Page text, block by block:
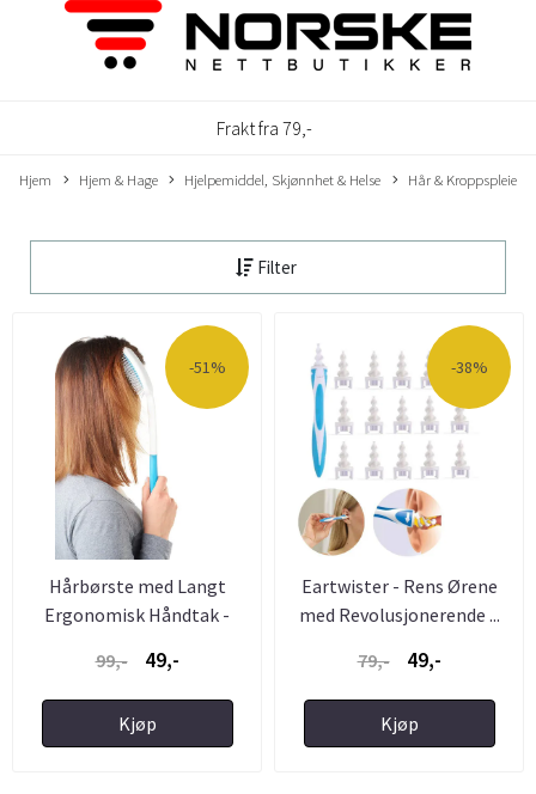
Frakt fra 79,-
Hjem Hjem & Hage Hjelpemiddel, Skjønnhet & Helse Hår & Kroppspleie
Filter
-51%
Hårbørste med Langt
Ergonomisk Håndtak -
99,- 49,-
Kjøp
-38%
Eartwister - Rens Ørene
med Revolusjonerende ...
79,-
49,-
Kjøp